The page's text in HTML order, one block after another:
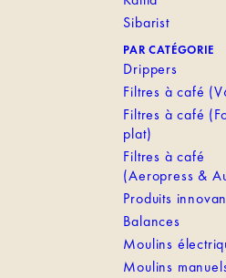
Sibarist
PAR CATÉGORIE
Drippers
Filtres à café
Filtres à café
plat)
Filtres à café
(Aeropress &
Produits
Balances
Moulins
Moulins